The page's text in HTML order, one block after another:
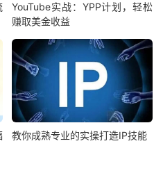
YouTube实战：YPP计划，轻松
赚取美金收益
教你成熟专业的实操打造IP技能